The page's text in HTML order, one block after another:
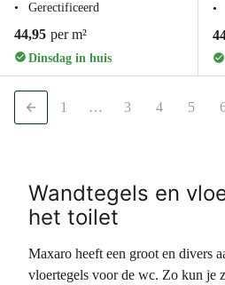
Gerectificeerd
44,95 per m²
Dinsdag in huis
1 … 3 4 5
Wandtegels en
het toilet
Maxaro heeft een groot en divers
vloertegels voor de wc. Zo kun je